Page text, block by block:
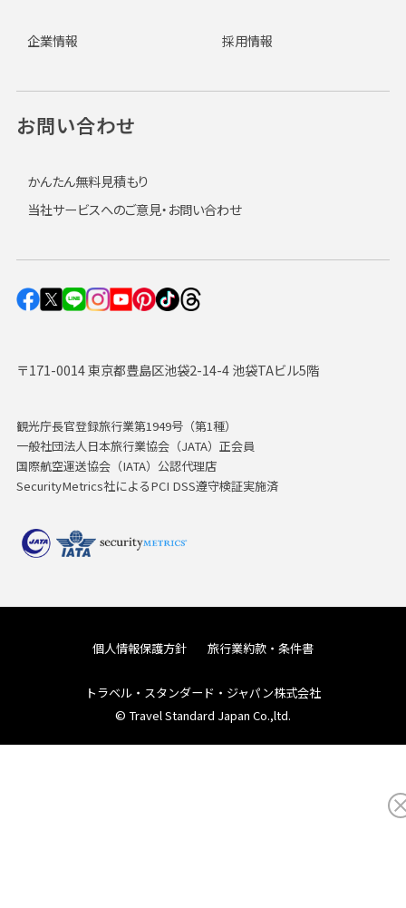
〒171-0014 東京都豊島区池袋2-14-4 池袋TAビル5階
観光庁長官登録旅行業第1949号（第1種）
一般社団法人日本旅行業協会（JATA）正会員
国際航空運送協会（IATA）公認代理店
SecurityMetrics社によるPCI DSS遵守検証実施済
企業情報 採用情報
お問い合わせ
かんたん無料見積もり
当社サービスへのご意見・お問い合わせ
個人情報保護方針 旅行業約款・条件書
トラベル・スタンダード・ジャパン株式会社
© Travel Standard Japan Co.,ltd.